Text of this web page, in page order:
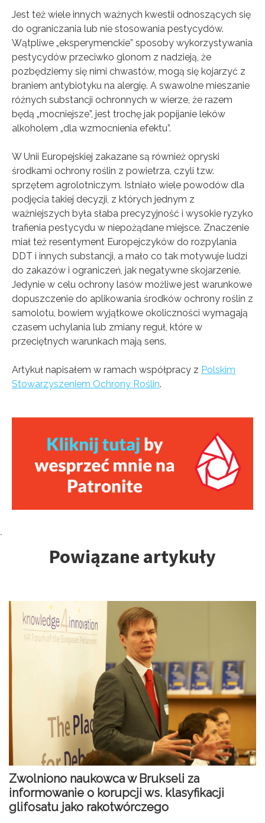
Jest też wiele innych ważnych kwestii odnoszących się
do ograniczania lub nie stosowania pestycydów.
Wątpliwe „eksperymenckie” sposoby wykorzystywania
pestycydów przeciwko glonom z nadzieją, że
pozbędziemy się nimi chwastów, mogą się kojarzyć z
braniem antybiotyku na alergię. A swawolne mieszanie
różnych substancji ochronnych w wierze, że razem
będą „mocniejsze”, jest trochę jak popijanie leków
alkoholem „dla wzmocnienia efektu”.
W Unii Europejskiej zakazane są również opryski
środkami ochrony roślin z powietrza, czyli tzw.
sprzętem agrolotniczym. Istniało wiele powodów dla
podjęcia takiej decyzji, z których jednym z
ważniejszych była słaba precyzyjność i wysokie ryzyko
trafienia pestycydu w niepożądane miejsce. Znaczenie
miał też resentyment Europejczyków do rozpylania
DDT i innych substancji, a mało co tak motywuje ludzi
do zakazów i ograniczeń, jak negatywne skojarzenie.
Jedynie w celu ochrony lasów możliwe jest warunkowe
dopuszczenie do aplikowania środków ochrony roślin z
samolotu, bowiem wyjątkowe okoliczności wymagają
czasem uchylania lub zmiany reguł, które w
przeciętnych warunkach mają sens.
Artykuł napisałem w ramach współpracy z Polskim
Stowarzyszeniem Ochrony Roślin.
`
Powiązane artykuły
Zwolniono naukowca w Brukseli za
informowanie o korupcji ws. klasyfikacji
glifosatu jako rakotwórczego